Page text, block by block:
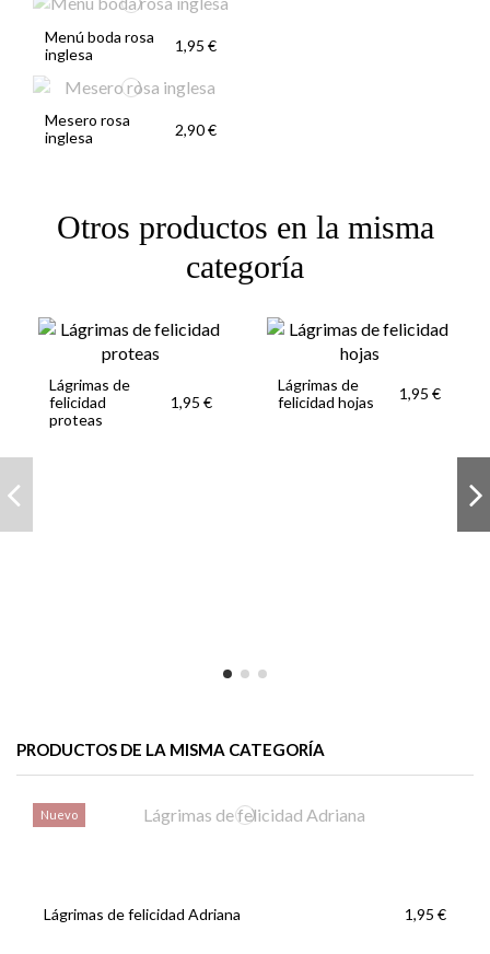
Menú boda rosa
inglesa
1,95 €
Mesero rosa
inglesa
2,90 €
Otros productos en la misma
categoría
Lágrimas de
felicidad
proteas
1,95 €
Lágrimas de
felicidad hojas
1,95 €
PRODUCTOS DE LA MISMA CATEGORÍA
Nuevo
Lágrimas de felicidad Adriana 1,95 €